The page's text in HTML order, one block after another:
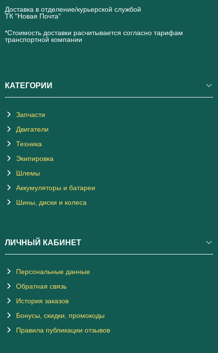
Доставка в отделение/курьерской службой
ТК "Новая Почта"
*Стоимость доставки расчитывается согласно тарифам
транспортной компании
КАТЕГОРИИ
Запчасти
Двигатели
Техника
Экипировка
Шлемы
Аккумуляторы и батареи
Шины, диски и колеса
ЛИЧНЫЙ КАБИНЕТ
Персональные данные
Обратная связь
История заказов
Бонусы, скидки, промокоды
Правила публикации отзывов